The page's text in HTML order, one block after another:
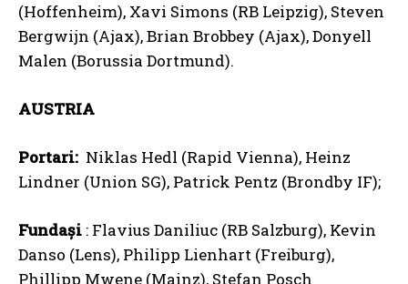
(Hoffenheim), Xavi Simons (RB Leipzig), Steven
Bergwijn (Ajax), Brian Brobbey (Ajax), Donyell
Malen (Borussia Dortmund).
AUSTRIA
Portari: Niklas Hedl (Rapid Vienna), Heinz
Lindner (Union SG), Patrick Pentz (Brondby IF);
Fundași : Flavius Daniliuc (RB Salzburg), Kevin
Danso (Lens), Philipp Lienhart (Freiburg),
Phillipp Mwene (Mainz), Stefan Posch